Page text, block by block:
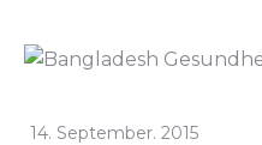
14. September. 2015